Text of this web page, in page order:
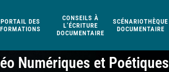
PORTAIL DES
FORMATIONS
CONSEILS À
L’ÉCRITURE
DOCUMENTAIRE
SCÉNARIOTHÈQUE
DOCUMENTAIRE
Numériques et Poétiques